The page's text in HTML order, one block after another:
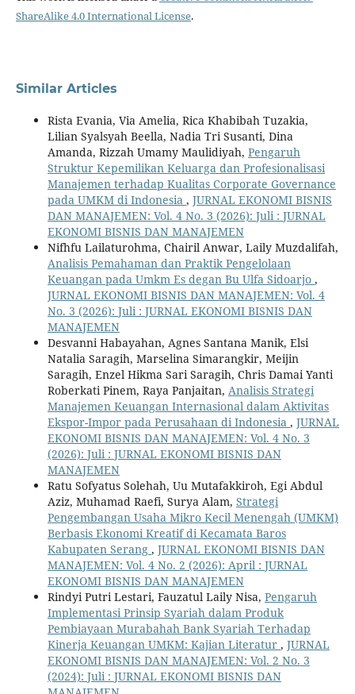
ShareAlike 4.0 International License.
Similar Articles
Rista Evania, Via Amelia, Rica Khabibah Tuzakia,
Lilian Syalsyah Beella, Nadia Tri Susanti, Dina
Amanda, Rizzah Umamy Maulidiyah, Pengaruh
Struktur Kepemilikan Keluarga dan Profesionalisasi
Manajemen terhadap Kualitas Corporate Governance
pada UMKM di Indonesia , JURNAL EKONOMI BISNIS
DAN MANAJEMEN: Vol. 4 No. 3 (2026): Juli : JURNAL
EKONOMI BISNIS DAN MANAJEMEN
Nifhfu Lailaturohma, Chairil Anwar, Laily Muzdalifah,
Analisis Pemahaman dan Praktik Pengelolaan
Keuangan pada Umkm Es degan Bu Ulfa Sidoarjo ,
JURNAL EKONOMI BISNIS DAN MANAJEMEN: Vol. 4
No. 3 (2026): Juli : JURNAL EKONOMI BISNIS DAN
MANAJEMEN
Desvanni Habayahan, Agnes Santana Manik, Elsi
Natalia Saragih, Marselina Simarangkir, Meijin
Saragih, Enzel Hikma Sari Saragih, Chris Damai Yanti
Roberkati Pinem, Raya Panjaitan, Analisis Strategi
Manajemen Keuangan Internasional dalam Aktivitas
Ekspor-Impor pada Perusahaan di Indonesia , JURNAL
EKONOMI BISNIS DAN MANAJEMEN: Vol. 4 No. 3
(2026): Juli : JURNAL EKONOMI BISNIS DAN
MANAJEMEN
Ratu Sofyatus Solehah, Uu Mutafakkiroh, Egi Abdul
Aziz, Muhamad Raefi, Surya Alam, Strategi
Pengembangan Usaha Mikro Kecil Menengah (UMKM)
Berbasis Ekonomi Kreatif di Kecamata Baros
Kabupaten Serang , JURNAL EKONOMI BISNIS DAN
MANAJEMEN: Vol. 4 No. 2 (2026): April : JURNAL
EKONOMI BISNIS DAN MANAJEMEN
Rindyi Putri Lestari, Fauzatul Laily Nisa, Pengaruh
Implementasi Prinsip Syariah dalam Produk
Pembiayaan Murabahah Bank Syariah Terhadap
Kinerja Keuangan UMKM: Kajian Literatur , JURNAL
EKONOMI BISNIS DAN MANAJEMEN: Vol. 2 No. 3
(2024): Juli : JURNAL EKONOMI BISNIS DAN